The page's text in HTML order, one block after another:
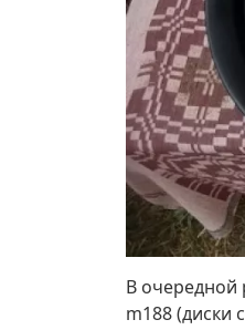
В очередной
m188 (диски